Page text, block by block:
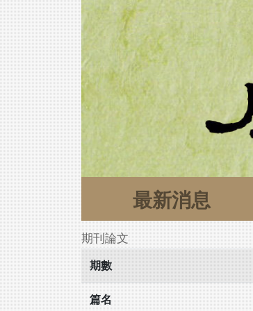
最新消息
期刊論文
期數
篇名